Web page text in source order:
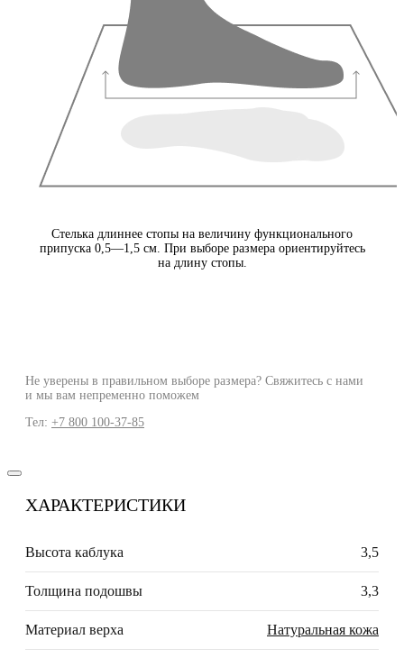
Стелька длиннее стопы на величину функционального
припуска 0,5—1,5 см. При выборе размера ориентируйтесь
на длину стопы.
Не уверены в правильном выборе размера? Свяжитесь с нами
и мы вам непременно поможем
Тел: +7 800 100-37-85
ХАРАКТЕРИСТИКИ
Высота каблука 3,5
Толщина подошвы 3,3
Материал верха Натуральная кожа